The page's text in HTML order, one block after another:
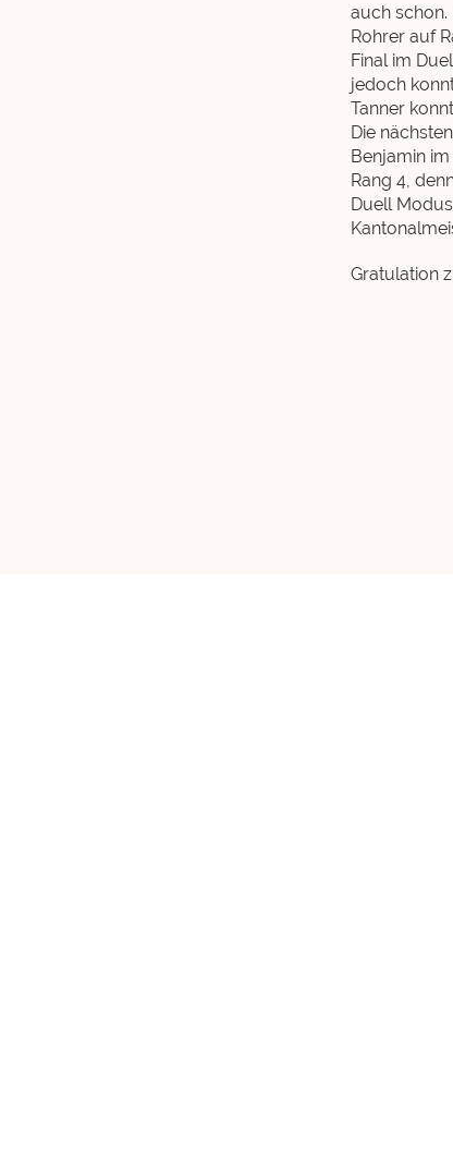
auch schon.
Rohrer auf
Final im
jedoch
Tanner
Die
Benjamin
Rang 4,
Duell
Gratulation